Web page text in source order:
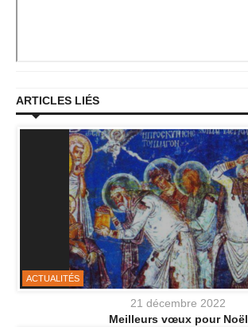
ARTICLES LIÉS
ACTUALITÉS
21 décembre 2022
Meilleurs vœux pour Noël